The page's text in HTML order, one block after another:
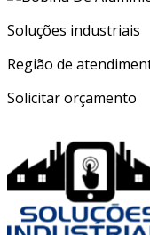
Soluções industriais
Região de
Solicitar orçamento